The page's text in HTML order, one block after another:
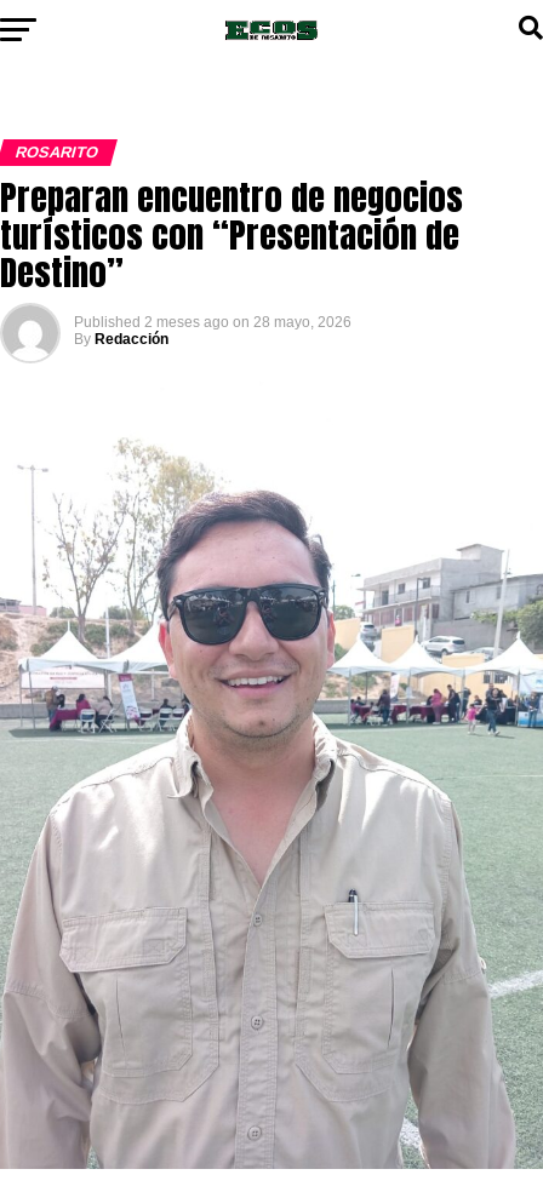
ROSARITO
Preparan encuentro de negocios
turísticos con “Presentación de
Destino”
Published 2 meses ago on 28 mayo, 2026
By Redacción